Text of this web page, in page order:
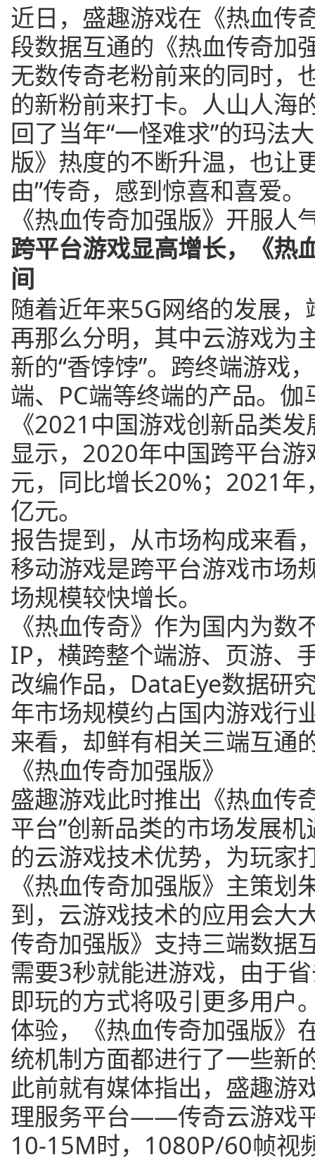
近日，盛趣游戏在《热血传
段数据互通的《热血传奇加
无数传奇老粉前来的同时，
的新粉前来打卡。人山人海
回了当年“一怪难求”的玛法
版》热度的不断升温，也让
由”传奇，感到惊喜和喜爱。
《热血传奇加强版》开服人
跨平台游戏显高增长，《热
间
随着近年来5G网络的发展
再那么分明，其中云游戏为
新的“香饽饽”。跨终端游戏
端、PC端等终端的产品。
《2021中国游戏创新品类
显示，2020年中国跨平台
元，同比增长20%；2021
亿元。
报告提到，从市场构成来看
移动游戏是跨平台游戏市场
场规模较快增长。
《热血传奇》作为国内为
IP，横跨整个端游、页游、
改编作品，DataEye数据研
年市场规模约占国内游戏行
来看，却鲜有相关三端互通
《热血传奇加强版》
盛趣游戏此时推出《热血传
平台”创新品类的市场发展
的云游戏技术优势，为玩家
《热血传奇加强版》主策
到，云游戏技术的应用会大
传奇加强版》支持三端数据
需要3秒就能进游戏，由于
即玩的方式将吸引更多用户
体验，《热血传奇加强版》
统机制方面都进行了一些新
此前就有媒体指出，盛趣游
理服务平台——传奇云游戏
10-15M时，1080P/60帧视